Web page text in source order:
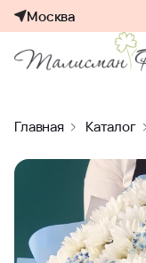
Москва
Главная Каталог